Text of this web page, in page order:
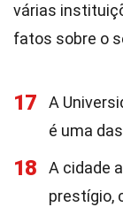
várias
fatos sobre o
17
A
é uma
18
A cidade
prestígio,